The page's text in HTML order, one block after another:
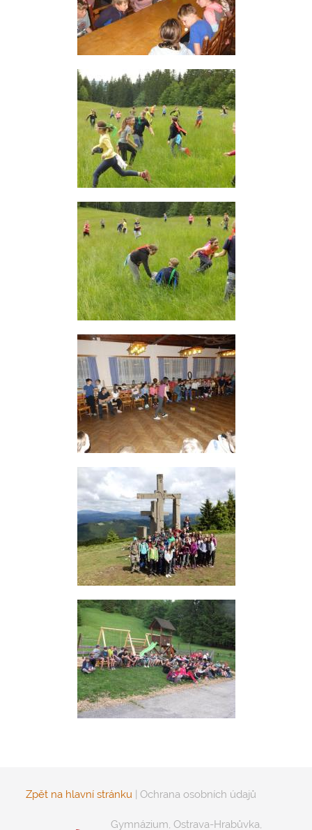
Zpět na hlavní stránku | Ochrana osobních údajů
Gymnázium, Ostrava-Hrabůvka,